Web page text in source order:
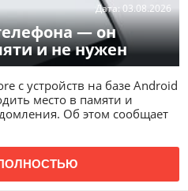
— он
и не нужен
Дата: 03.08.2026
с устройств на базе Android
место в памяти и
Об этом сообщает